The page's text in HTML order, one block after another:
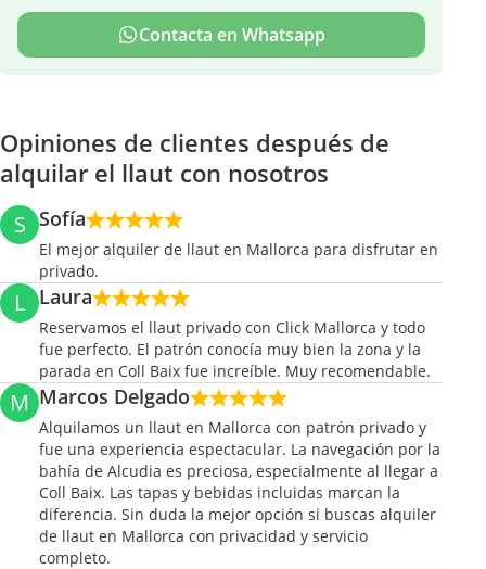
Contacta en Whatsapp
Opiniones de clientes después de
alquilar el llaut con nosotros
S Sofía
El mejor alquiler de llaut en Mallorca para disfrutar en
privado.
L Laura
Reservamos el llaut privado con Click Mallorca y todo
fue perfecto. El patrón conocía muy bien la zona y la
parada en Coll Baix fue increíble. Muy recomendable.
M Marcos Delgado
Alquilamos un llaut en Mallorca con patrón privado y
fue una experiencia espectacular. La navegación por la
bahía de Alcudia es preciosa, especialmente al llegar a
Coll Baix. Las tapas y bebidas incluidas marcan la
diferencia. Sin duda la mejor opción si buscas alquiler
de llaut en Mallorca con privacidad y servicio
completo.